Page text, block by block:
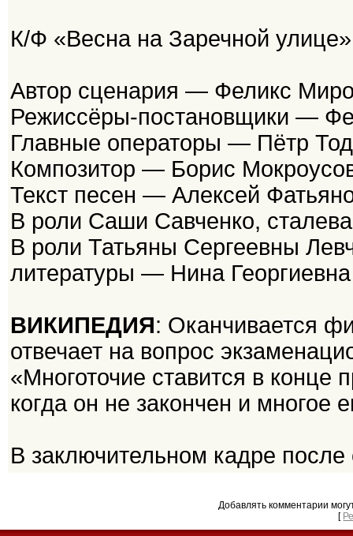
К/Ф «Весна на Заречной
Автор сценария — Феликс
Режиссёры-постановщики —
Главные операторы — Пётр
Композитор — Борис
Текст песен — Алексей
В роли Саши Савченко,
В роли Татьяны Сергеевны
литературы — Нина
ВИКИПЕДИЯ: Оканчивается
отвечает на вопрос
«Многоточие ставится в конце
когда он не закончен и
В заключительном кадре после
Добавлять комментарии
[